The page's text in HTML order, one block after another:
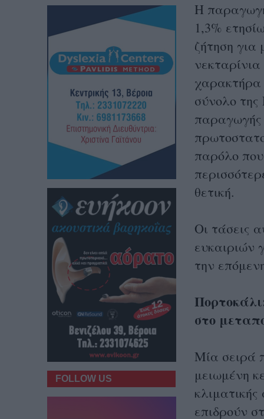
Η
1,3%
ζήτηση
χαρακτήρα
σύνολο
παραγωγής
παρόλο
θετική.
Οι τάσεις
ευκαιριών
την
στο
Μία σειρά
μειωμένη
επιδρούν
FOLLOW US